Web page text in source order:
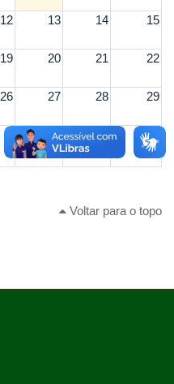
12 13 14 15
19 20 21 22
26 27 28 29
3 4
Voltar para o topo